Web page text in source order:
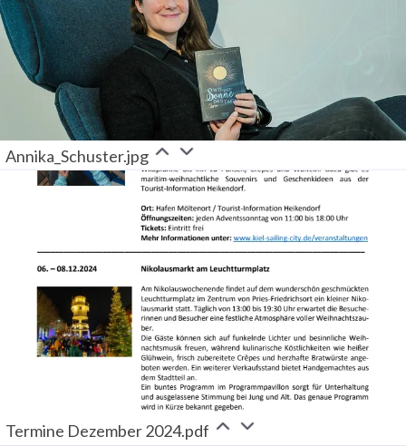
Annika_Schuster.jpg
Termine Dezember 2024.pdf